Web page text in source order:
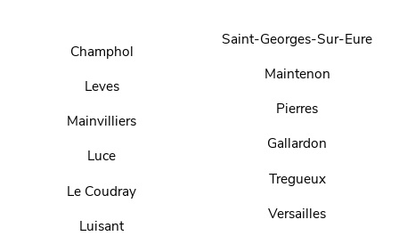
Champhol
Leves
Mainvilliers
Luce
Le Coudray
Luisant
Saint-Georges-Sur-Eure
Maintenon
Pierres
Gallardon
Tregueux
Versailles